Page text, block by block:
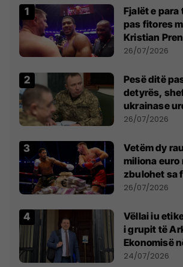
Fjalët e
pas fitores
Kristian
26/07/2026
Pesë ditë
detyrës,
ukrainase
kontroll të
26/07/2026
Vetëm dy
miliona euro
zbulohet sa
e Prenga
26/07/2026
Vëllai iu
i grupit të
Ekonomisë
mohon
24/07/2026